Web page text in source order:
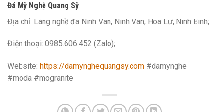
Đá Mỹ Nghệ Quang Sỹ
Địa chỉ: Làng nghề đá Ninh Vân, Ninh Vân, Hoa Lư, Ninh Bình;
Điện thoại: 0985.606.452 (Zalo);
Website: https://damynghequangsy.com #damynghe
#moda #mogranite